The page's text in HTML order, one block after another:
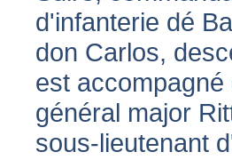
d'infanterie dé
don Carlos,
est
général major
sous-lieutenant